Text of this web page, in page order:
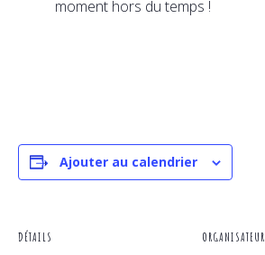
moment hors du temps !
Ajouter au calendrier
DÉTAILS ORGANISATEUR